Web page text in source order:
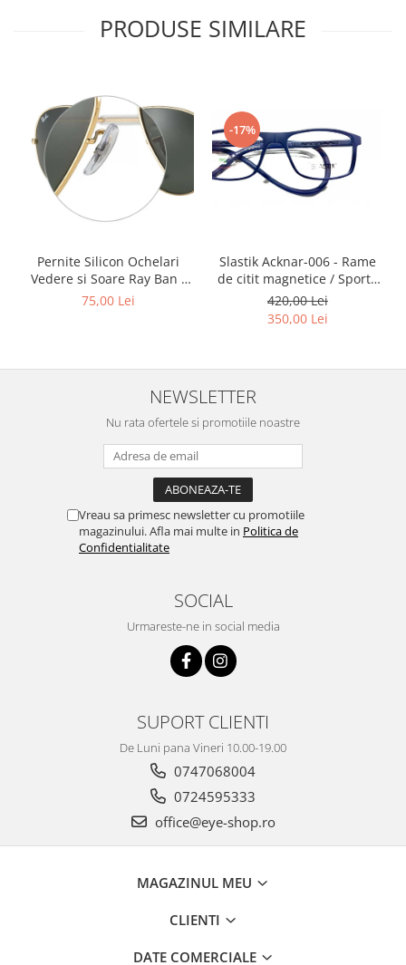
Nina Ricci
Ocean
Point
Polaroid
Porsche Design
Ray Ban
Romeo Careye
Stepper Titan
PRODUSE SIMILARE
Pernite Silicon Ochelari
Vedere si Soare Ray Ban -
Ray Ban Nose Pads -
75,00 Lei
-17%
Slastik Acknar-006 - Rame
de citit magnetice / Sport /
Rame Ochelari de Vedere
Slastik
420,00 Lei
350,00 Lei
NEWSLETTER
Nu rata ofertele si promotiile noastre
Vreau sa primesc newsletter cu promotiile
magazinului. Afla mai multe in Politica de
Confidentialitate
SOCIAL
Urmareste-ne in social media
SUPORT CLIENTI
De Luni pana Vineri 10.00-19.00
0747068004
0724595333
office@eye-shop.ro
MAGAZINUL MEU
CLIENTI
DATE COMERCIALE